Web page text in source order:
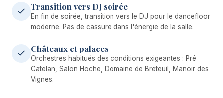
Transition vers DJ soirée
En fin de soirée, transition vers le DJ pour le dancefloor
moderne. Pas de cassure dans l'énergie de la salle.
Châteaux et palaces
Orchestres habitués des conditions exigeantes : Pré
Catelan, Salon Hoche, Domaine de Breteuil, Manoir des
Vignes.